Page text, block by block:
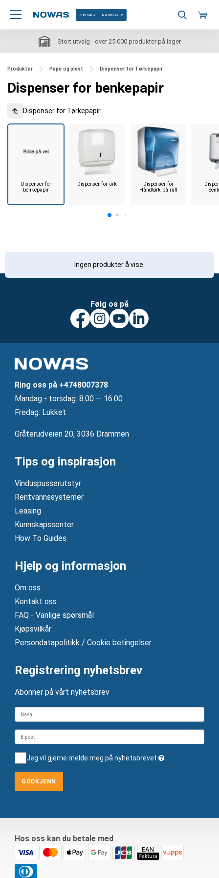
KUN SALG TIL NÆRINGSLIV
Stort utvalg - over 25 000 produkter på lager
Produkter Papir og plast Dispenser for Tørkepapir
Dispenser for benkepapir
Dispenser for Tørkepapir
Dispenser for
benkepapir
Dispenser for ark
Dispenser for
Håndtørk på rull
Ingen produkter å vise.
Følg os på
Ring oss på +4748007378
Mandag ‐ torsdag: 8.00 — 16.00
Fredag: Lukket
Gråterudveien 20, 3036 Drammen
Tips og inspirasjon
Vinduspusserutstyr
Rentvannssystemer
Leasing
Kunnskapssenter
How To Guides
Hjelp og informasjon
Om oss
Kontakt oss
FAQ - Vanlige spørsmål
Kjøpsvilkår
Persondatapolitikk / Cookie betingelser
Registrering nyhetsbrev
Abonner på vårt nyhetsbrev
Jeg vil gjerne melde meg på nyhetsbrevet
GODKJENN
Hos oss kan du betale med